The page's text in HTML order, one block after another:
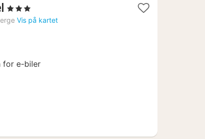
1
natt
, 3 Stjerner
Vis på kartet
for e-biler